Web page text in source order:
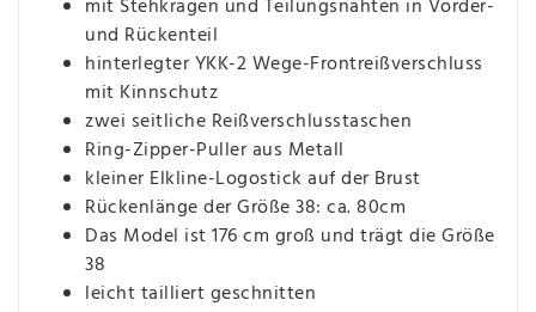
mit Stehkragen und Teilungsnähten in Vorder-
und Rückenteil
hinterlegter YKK-2 Wege-Frontreißverschluss
mit Kinnschutz
zwei seitliche Reißverschlusstaschen
Ring-Zipper-Puller aus Metall
kleiner Elkline-Logostick auf der Brust
Rückenlänge der Größe 38: ca. 80cm
Das Model ist 176 cm groß und trägt die Größe
38
leicht tailliert geschnitten